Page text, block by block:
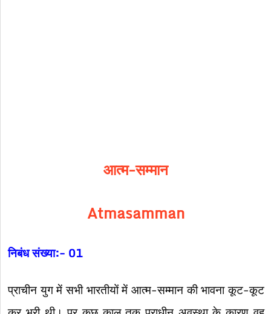
आत्म-सम्मान
Atmasamman
निबंध संख्या:- 01
प्राचीन युग में सभी भारतीयों में आत्म-सम्मान की भावना कूट-कूट